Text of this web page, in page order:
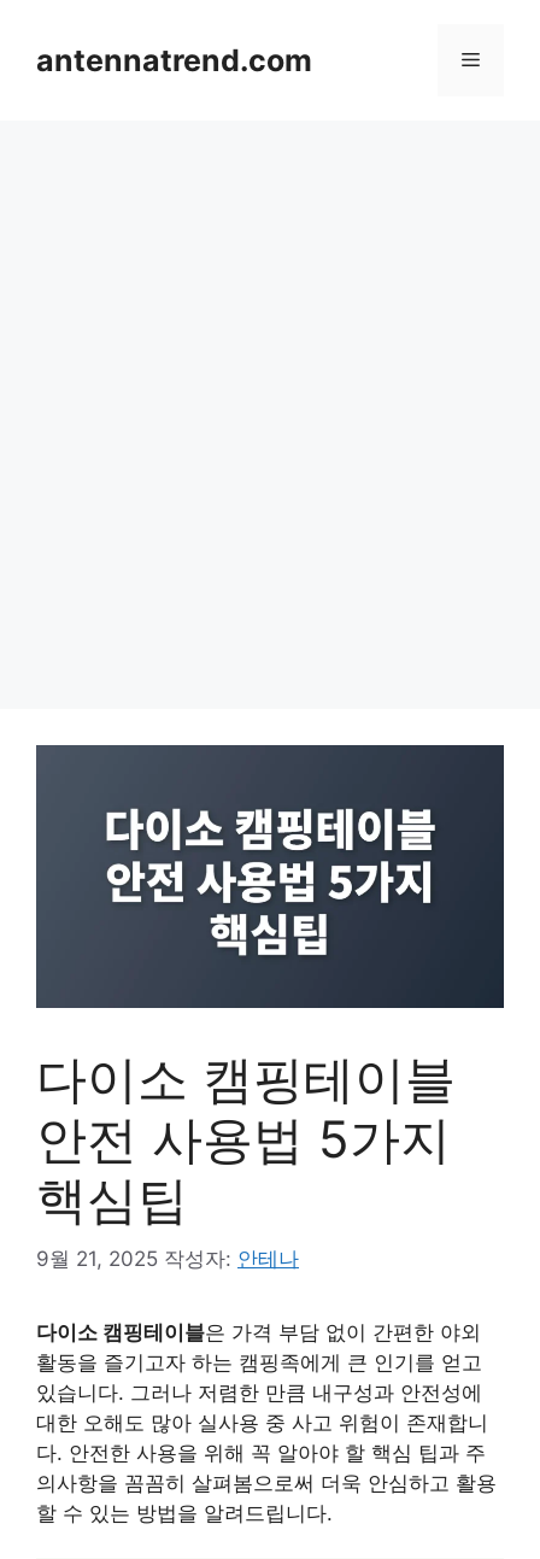
antennatrend.com 메
다이소 캠핑테이블
안전 사용법 5가지
핵심팁
9월 21, 2025 작성자: 안테나
다이소 캠핑테이블은 가격 부담 없이 간편한 야외
활동을 즐기고자 하는 캠핑족에게 큰 인기를 얻고
있습니다. 그러나 저렴한 만큼 내구성과 안전성에
대한 오해도 많아 실사용 중 사고 위험이 존재합니
다. 안전한 사용을 위해 꼭 알아야 할 핵심 팁과 주
의사항을 꼼꼼히 살펴봄으로써 더욱 안심하고 활용
할 수 있는 방법을 알려드립니다.